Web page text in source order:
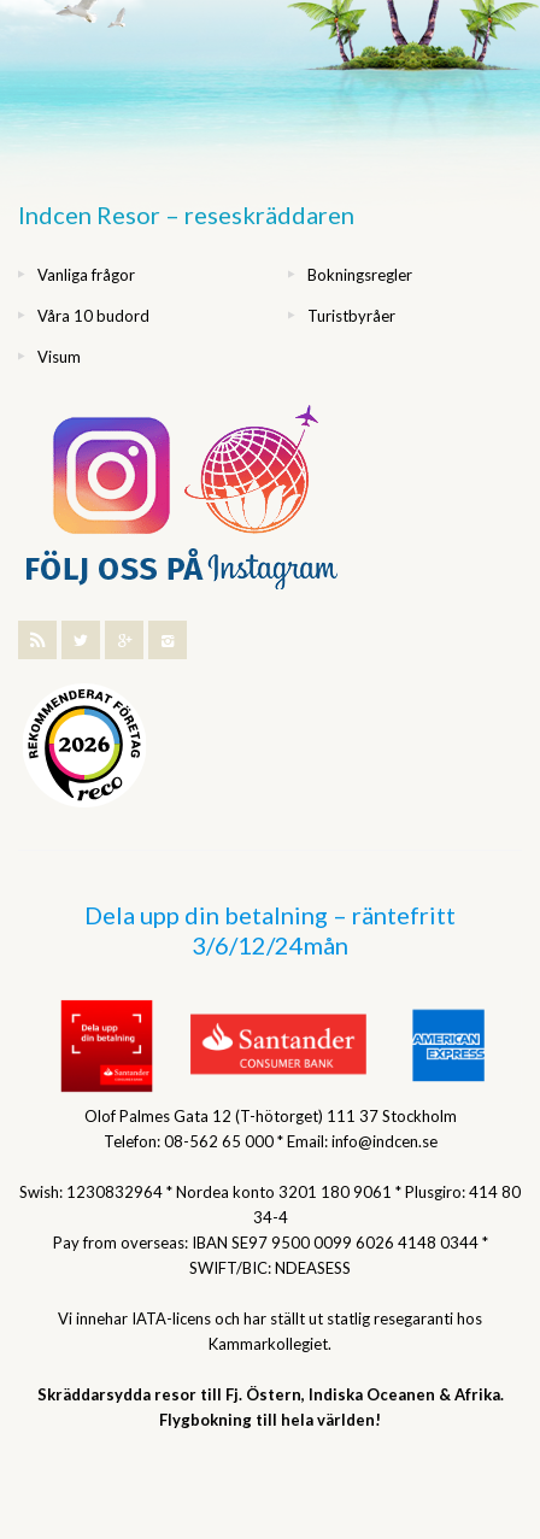
Indcen Resor – reseskräddaren
Vanliga frågor Bokningsregler
Våra 10 budord Turistbyråer
Visum
Dela upp din betalning – räntefritt
3/6/12/24mån
Olof Palmes Gata 12 (T-hötorget) 111 37 Stockholm
Telefon: 08-562 65 000 * Email: info@indcen.se
Swish: 1230832964 * Nordea konto 3201 180 9061 * Plusgiro: 414 80
34-4
Pay from overseas: IBAN SE97 9500 0099 6026 4148 0344 *
SWIFT/BIC: NDEASESS
Vi innehar IATA-licens och har ställt ut statlig resegaranti hos
Kammarkollegiet.
Skräddarsydda resor till Fj. Östern, Indiska Oceanen & Afrika.
Flygbokning till hela världen!